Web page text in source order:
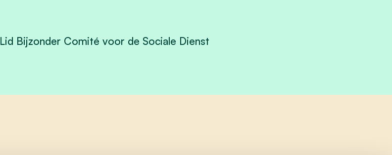
Lid Bijzonder Comité voor de Sociale Dienst